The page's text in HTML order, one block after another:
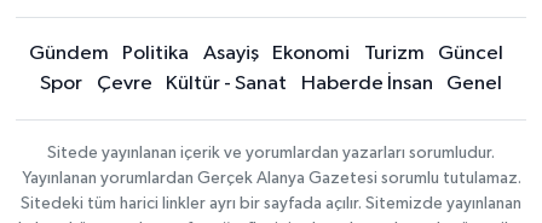
Gündem Politika Asayiş Ekonomi Turizm
Güncel
Spor
Çevre Kültür - Sanat Haberde İnsan Genel
Sitede yayınlanan içerik ve yorumlardan yazarları sorumludur.
Yayınlanan yorumlardan Gerçek Alanya Gazetesi sorumlu tutulamaz.
Sitedeki tüm harici linkler ayrı bir sayfada açılır. Sitemizde yayınlanan